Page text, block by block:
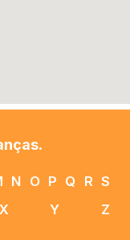
N O P Q R S
X Y Z